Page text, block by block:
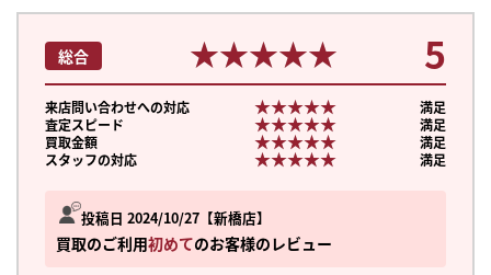
投稿日 2024/10/27 新橋店
買取のご利用初めてのお客様のレビュー
総合 ★★★★★
★★★★★ 5
来店問い合わせへの対応 ★★★★★
★★★★★
満足
査定スピード
★★★★★
★★★★★
満足
買取金額
★★★★★
★★★★★
満足
スタッフの対応
★★★★★
★★★★★ 満足